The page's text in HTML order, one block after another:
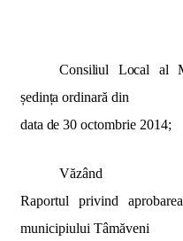
Consiliul Local al
ședința ordinară din
data de 30 octombrie 2014;
Văzând
Raportul privind
municipiului Tâmăveni